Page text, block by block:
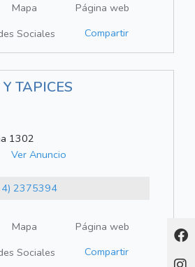
Mapa
Página web
Sociales Compartir
TAPICES
1302
Ver Anuncio
2375394
Mapa
Página web
Sociales Compartir